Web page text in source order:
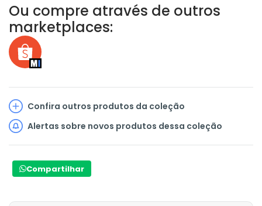
Ou compre através de outros
marketplaces:
Confira outros produtos da coleção
Alertas sobre novos produtos dessa coleção
Compartilhar